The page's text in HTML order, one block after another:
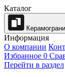
Каталог
Информация
О компании
Избранное 0
Перейти в раздел